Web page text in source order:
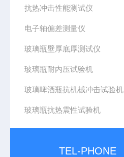
抗热冲击性能测试仪
电子轴偏差测量仪
玻璃瓶壁厚底厚测试仪
玻璃瓶耐内压试验机
玻璃啤酒瓶抗机械冲击试验机
玻璃瓶抗热震性试验机
TEL-PHONE